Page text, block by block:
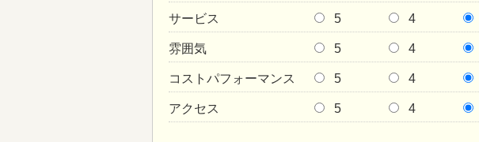
サービス 5 4
雰囲気 5 4
コストパフォーマンス 5 4
アクセス 5 4